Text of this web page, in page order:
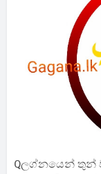
Qලග්නයෙන් තුන්